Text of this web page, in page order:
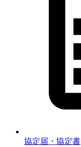
協定届・協定書